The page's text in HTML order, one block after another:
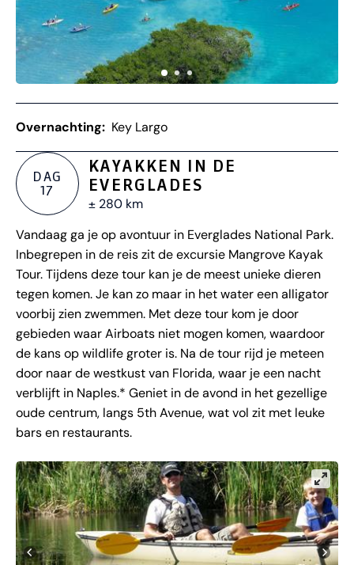
Overnachting: Key Largo
DAG
17
KAYAKKEN IN DE
EVERGLADES
± 280 km
Vandaag ga je op avontuur in Everglades National Park.
Inbegrepen in de reis zit de excursie Mangrove Kayak
Tour. Tijdens deze tour kan je de meest unieke dieren
tegen komen. Je kan zo maar in het water een alligator
voorbij zien zwemmen. Met deze tour kom je door
gebieden waar Airboats niet mogen komen, waardoor
de kans op wildlife groter is. Na de tour rijd je meteen
door naar de westkust van Florida, waar je een nacht
verblijft in Naples.* Geniet in de avond in het gezellige
oude centrum, langs 5th Avenue, wat vol zit met leuke
bars en restaurants.